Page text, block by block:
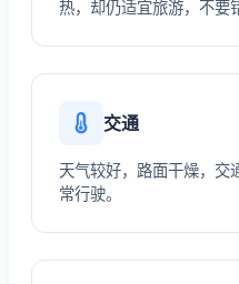
热，却仍适宜旅游，不要
交通
天气较好，路面干燥，交
常行驶。